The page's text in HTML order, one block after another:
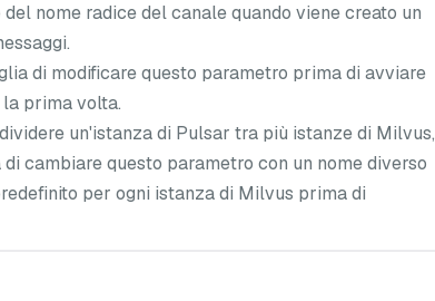
del nome radice del canale quando viene creato un
di modificare questo parametro prima di avviare
prima volta.
un'istanza di Pulsar tra più istanze di Milvus,
cambiare questo parametro con un nome diverso
per ogni istanza di Milvus prima di